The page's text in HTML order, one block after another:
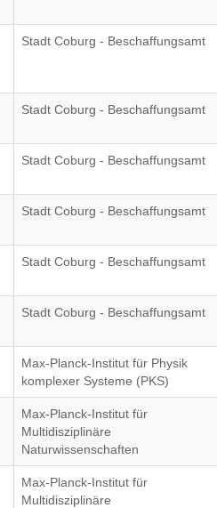
Stadt Coburg - Beschaffungsamt
Stadt Coburg - Beschaffungsamt
Stadt Coburg - Beschaffungsamt
Stadt Coburg - Beschaffungsamt
Stadt Coburg - Beschaffungsamt
Stadt Coburg - Beschaffungsamt
Max-Planck-Institut für Physik
komplexer Systeme (PKS)
Max-Planck-Institut für
Multidisziplinäre
Naturwissenschaften
Max-Planck-Institut für
Multidisziplinäre